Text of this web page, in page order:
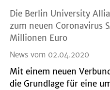
Die Berlin University
zum neuen Coronavirus
Millionen Euro
News vom 02.04.2020
Mit einem neuen
die Grundlage für eine